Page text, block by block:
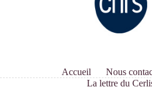
Accueil Nous
La lettre du